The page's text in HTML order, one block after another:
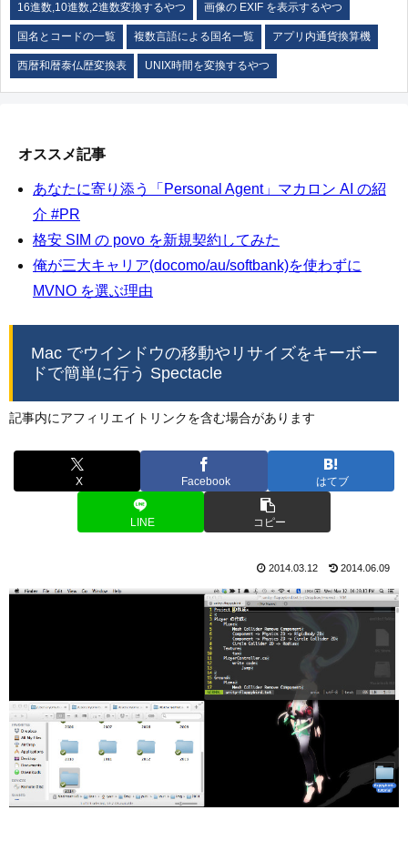
16進数,10進数,2進数変換するやつ 画像の EXIF を表示するやつ
国名とコードの一覧 複数言語による国名一覧 アプリ内通貨換算機
西暦和暦泰仏歴変換表 UNIX時間を変換するやつ
オススメ記事
あなたに寄り添う「Personal Agent」マカロン AI の紹
介 #PR
格安 SIM の povo を新規契約してみた
俺が三大キャリア(docomo/au/softbank)を使わずに
MVNO を選ぶ理由
Mac でウインドウの移動やリサイズをキーボー
ドで簡単に行う Spectacle
記事内にアフィリエイトリンクを含む場合があります
X Facebook はてブ
LINE コピー
2014.03.12 2014.06.09